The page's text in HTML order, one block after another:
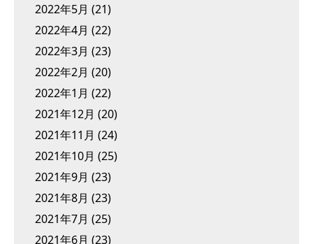
2022年5月 (21)
2022年4月 (22)
2022年3月 (23)
2022年2月 (20)
2022年1月 (22)
2021年12月 (20)
2021年11月 (24)
2021年10月 (25)
2021年9月 (23)
2021年8月 (23)
2021年7月 (25)
2021年6月 (23)